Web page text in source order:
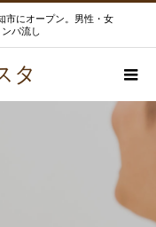
市にオープン。男性・女
パ流し
タ